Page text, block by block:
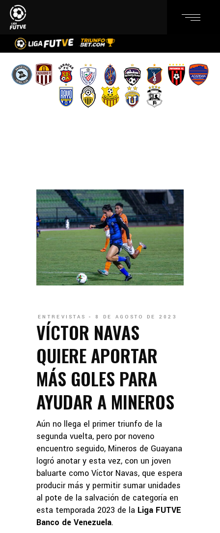
ENTREVISTAS 8 DE AGOSTO DE 2023
VÍCTOR NAVAS
QUIERE APORTAR
MÁS GOLES PARA
AYUDAR A MINEROS
Aún no llega el primer triunfo de la
segunda vuelta, pero por noveno
encuentro seguido, Mineros de Guayana
logró anotar y esta vez, con un joven
baluarte como Víctor Navas, que espera
producir más y permitir sumar unidades
al pote de la salvación de categoría en
esta temporada 2023 de la Liga FUTVE
Banco de Venezuela.